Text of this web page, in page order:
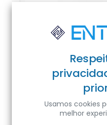
Usamos cookies
melhor